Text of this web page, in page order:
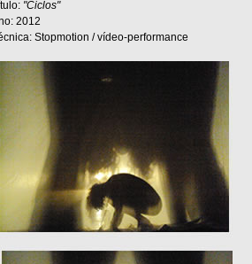
"Ciclos"
2012
Stopmotion / vídeo-performance